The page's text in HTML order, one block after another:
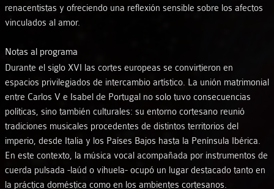
renacentistas y ofreciendo una reflexión sensible sobre los afectos
vinculados al amor.
Notas al programa
Durante el siglo XVI las cortes europeas se convirtieron en
espacios privilegiados de intercambio artístico. La unión matrimonial
entre Carlos V e Isabel de Portugal no solo tuvo consecuencias
políticas, sino también culturales: su entorno cortesano reunió
tradiciones musicales procedentes de distintos territorios del
imperio, desde Italia y los Países Bajos hasta la Península Ibérica.
En este contexto, la música vocal acompañada por instrumentos de
cuerda pulsada -laúd o vihuela- ocupó un lugar destacado tanto en
la práctica doméstica como en los ambientes cortesanos.